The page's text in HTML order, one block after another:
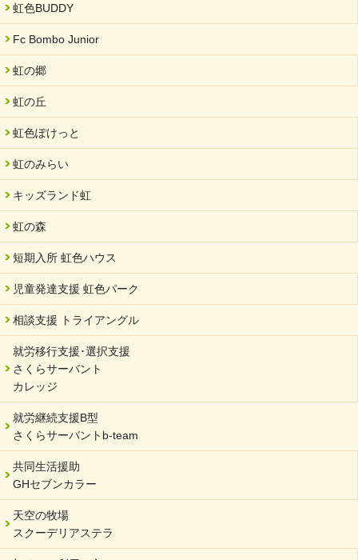
虹色BUDDY
Fc Bombo Junior
虹の郷
虹の丘
虹色ぽけっと
虹のみらい
キッズランド虹
虹の森
短期入所 虹色ハウス
児童発達支援 虹色パーク
相談支援 トライアングル
就労移行支援･選択支援
さくらサーバント
カレッジ
就労継続支援B型
さくらサーバントb-team
共同生活援助
GHセブンカラー
天空の牧場
スクーデリアステラ